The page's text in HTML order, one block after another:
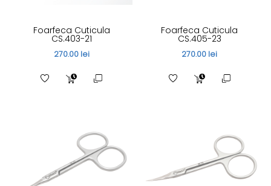
Foarfeca Cuticula
CS.403-21
270.00 lei
Foarfeca Cuticula
CS.405-23
270.00 lei